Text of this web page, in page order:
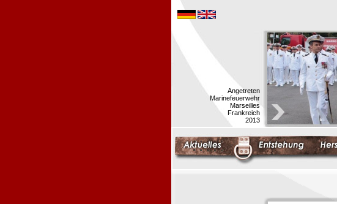
Angetreten
Marinefeuerwehr
Marseilles
Frankreich
2013